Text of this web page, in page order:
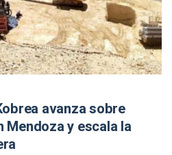
avanza sobre
y escala la